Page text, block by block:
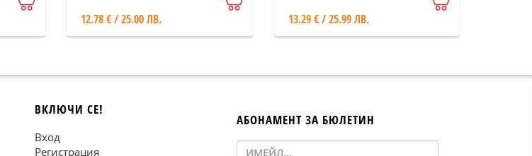
12.78 € / 25.00 ЛВ. 13.29 € / 25.99 ЛВ.
ВКЛЮЧИ СЕ!
Вход
Регистрация
АБОНАМЕНТ ЗА БЮЛЕТИН